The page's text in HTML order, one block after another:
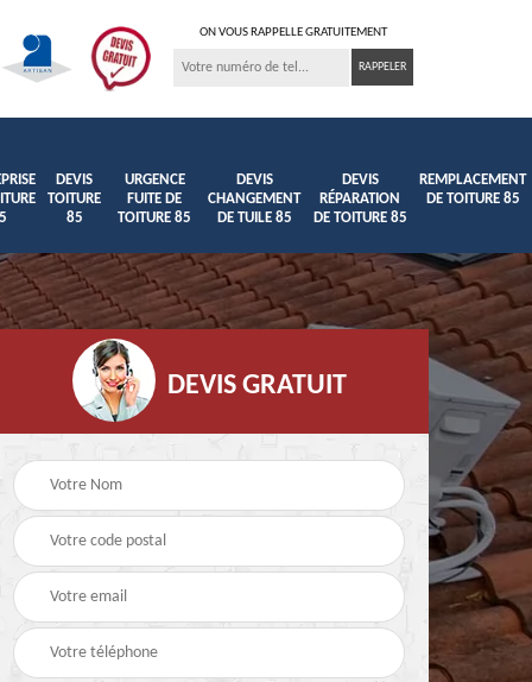
ON VOUS RAPPELLE GRATUITEMENT
DEVIS
TOITURE
85
URGENCE
FUITE DE
TOITURE 85
DEVIS
CHANGEMENT
DE TUILE 85
DEVIS
RÉPARATION
DE TOITURE 85
REMPLACEMENT
DE TOITURE 85
Hydrofuge coloré pour
toiture 85
Démoussage
nettoyage de tuile 85
DEVIS GRATUIT